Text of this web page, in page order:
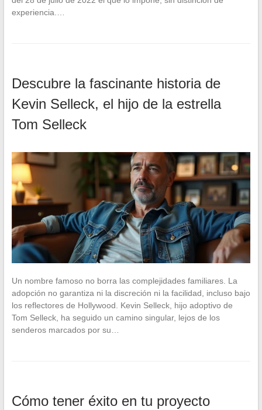
experiencia.…
Descubre la fascinante historia de
Kevin Selleck, el hijo de la estrella
Tom Selleck
Un nombre famoso no borra las complejidades familiares. La
adopción no garantiza ni la discreción ni la facilidad, incluso bajo
los reflectores de Hollywood. Kevin Selleck, hijo adoptivo de
Tom Selleck, ha seguido un camino singular, lejos de los
senderos marcados por su…
Cómo tener éxito en tu proyecto